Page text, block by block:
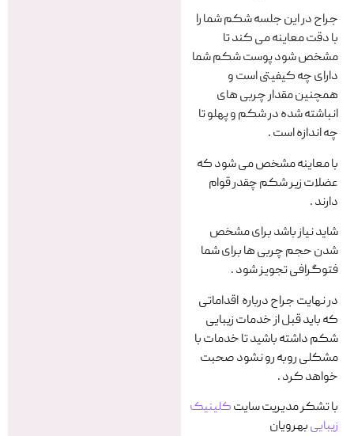
جراح در این جلسه شکم شما را
با دقت معاینه می کند تا
مشخص شود پوست شکم شما
دارای چه کیفیتی است و
همچنین مقدار چربی های
انباشته شده در شکم و پهلو تا
چه اندازه است .
با معاینه مشخص می شود که
عضلات زیر شکم چقدر قوام
دارند .
شاید نیاز باشد برای مشخص
شدن حجم چربی ها برای شما
فتوگرافی تجویز شود .
در نهایت جراح درباره اقداماتی
که باید قبل از خدمات زیبایی
شکم داشته باشید تا خدمات با
مشکلی روبه رو نشود صحبت
خواهد کرد .
با تشکر مدیریت سایتکلینیک
زیباییبهرویان